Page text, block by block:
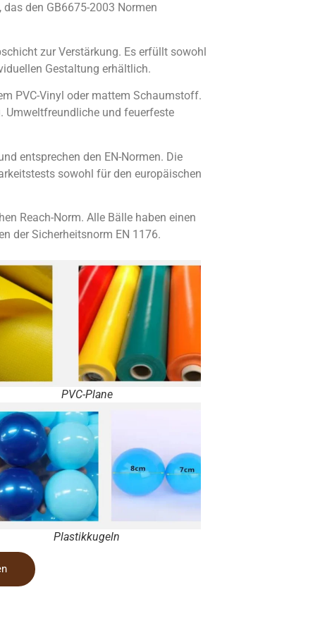
den GB6675-2003 Normen
zur Verstärkung. Es erfüllt sowohl
Gestaltung erhältlich.
PVC-Vinyl oder mattem Schaumstoff.
Umweltfreundliche und feuerfeste
entsprechen den EN-Normen. Die
sowohl für den europäischen
Reach-Norm. Alle Bälle haben einen
der Sicherheitsnorm EN 1176.
PVC-Plane
Plastikkugeln